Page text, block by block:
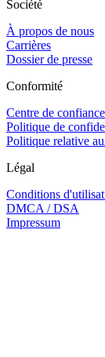
Société
À propos de nous
Carrières
Dossier de presse
Conformité
Centre de confiance
Politique de
Politique relative
Légal
Conditions
DMCA / DSA
Impressum